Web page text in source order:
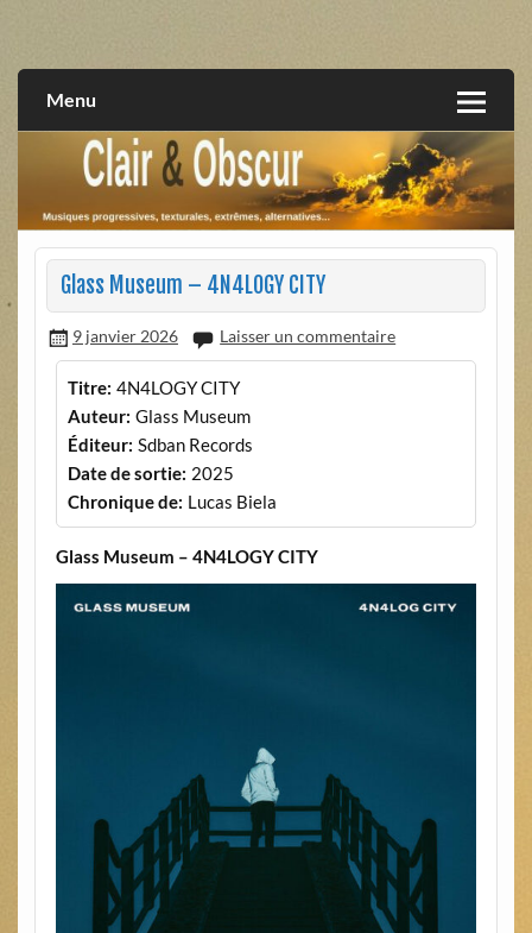
extrêmes, alternatives, texturales
Menu
Glass Museum – 4N4LOGY CITY
9 janvier 2026 Laisser un commentaire
Titre: 4N4LOGY CITY
Auteur: Glass Museum
Éditeur: Sdban Records
Date de sortie: 2025
Chronique de: Lucas Biela
Glass Museum – 4N4LOGY CITY